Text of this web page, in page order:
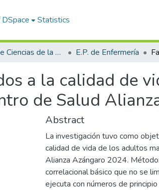
Statistics
Facultad de Ciencias de la Salud E.P. de Enfermería
a la calidad de
de Salud
Abstract
La investigación tuvo como
calidad de vida de los adultos
Alianza Azángaro 2024.
correlacional básico que no se
ejecuta con números de